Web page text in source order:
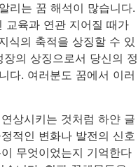
리는 꿈 해석이 많습니다.
교육과 연관 지어질 때가
식의 축적을 상징할 수 있
의 상징으로서 당신의 정
다. 여러분도 꿈에서 이러
상시키는 것처럼 하얀 글
적인 변화나 발전의 신호
무엇이었는지 기억한다